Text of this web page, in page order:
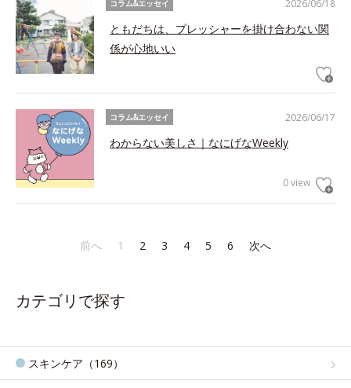
2026/06/18
コラム&エッセイ
ともだちは、プレッシャーを掛け合わない関
係が心地いい
2026/06/17
コラム&エッセイ
わからない美しさ｜なにげなWeekly
0 view
前へ 1 2 3 4 5 6 次へ
カテゴリで探す
スキンケア（169）